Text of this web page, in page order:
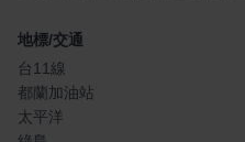
地標/交通
台11線
都蘭加油站
太平洋